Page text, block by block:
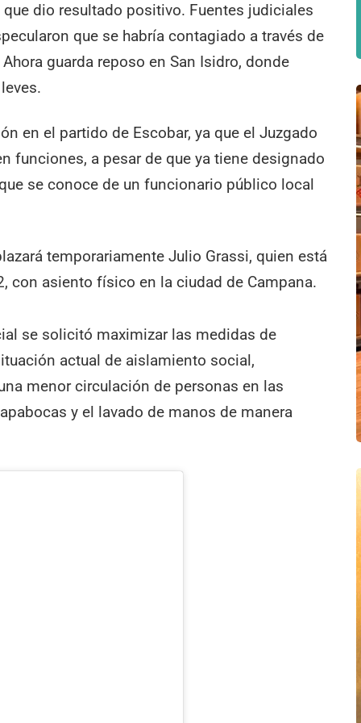
dio resultado positivo. Fuentes judiciales
que se habría contagiado a través de
guarda reposo en San Isidro, donde
en el partido de Escobar, ya que el Juzgado
funciones, a pesar de que ya tiene designado
se conoce de un funcionario público local
temporariamente Julio Grassi, quien está
con asiento físico en la ciudad de Campana.
se solicitó maximizar las medidas de
actual de aislamiento social,
menor circulación de personas en las
y el lavado de manos de manera